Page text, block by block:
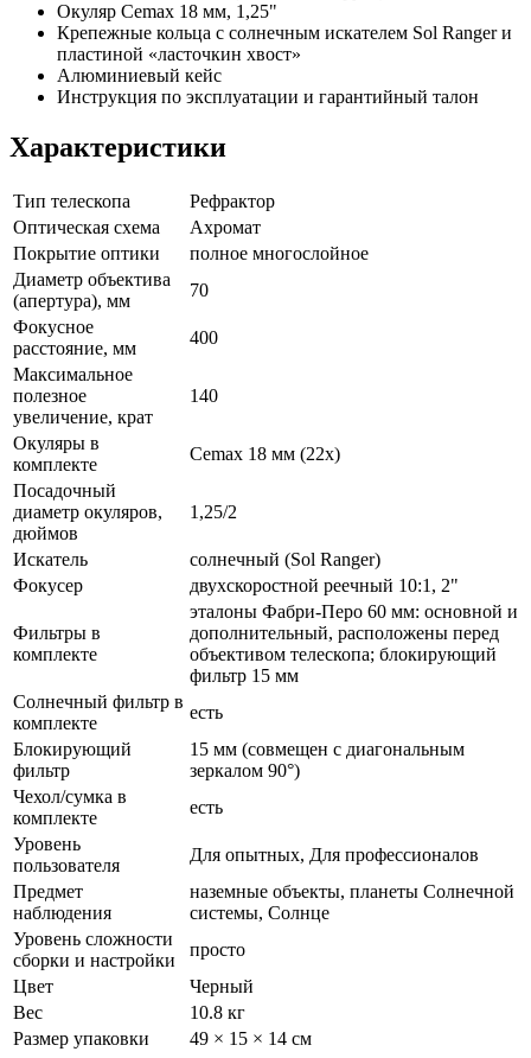
Окуляр Cemax 18 мм, 1,25"
Крепежные кольца с солнечным искателем Sol Ranger и
пластиной «ласточкин хвост»
Алюминиевый кейс
Инструкция по эксплуатации и гарантийный талон
Характеристики
Тип телескопа
Рефрактор
Оптическая схема
Ахромат
Покрытие оптики
полное многослойное
Диаметр объектива
(апертура), мм
70
Фокусное
расстояние, мм
400
Максимальное
полезное
увеличение, крат
140
Окуляры в
комплекте
Cemax 18 мм (22х)
Посадочный
диаметр окуляров,
дюймов
1,25/2
Искатель
солнечный (Sol Ranger)
Фокусер
двухскоростной реечный 10:1, 2"
Фильтры в
комплекте
эталоны Фабри-Перо 60 мм: основной и
дополнительный, расположены перед
объективом телескопа; блокирующий
фильтр 15 мм
Солнечный фильтр в
комплекте
есть
Блокирующий
фильтр
15 мм (совмещен с диагональным
зеркалом 90°)
Чехол/сумка в
комплекте
есть
Уровень
пользователя
Для опытных, Для профессионалов
Предмет
наблюдения
наземные объекты, планеты Солнечной
системы, Солнце
Уровень сложности
сборки и настройки
просто
Цвет
Черный
Вес
10.8 кг
Размер упаковки
49 × 15 × 14 см